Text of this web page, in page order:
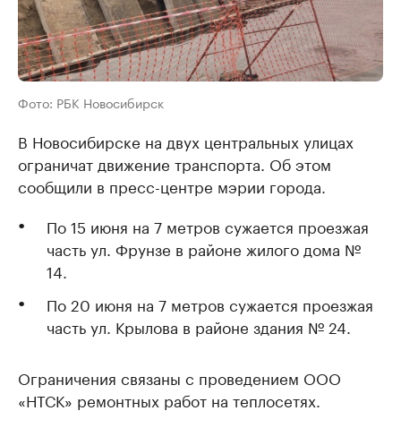
Фото: РБК Новосибирск
В Новосибирске на двух центральных улицах
ограничат движение транспорта. Об этом
сообщили в пресс-центре мэрии города.
По 15 июня на 7 метров сужается проезжая
часть ул. Фрунзе в районе жилого дома №
14.
По 20 июня на 7 метров сужается проезжая
часть ул. Крылова в районе здания № 24.
Ограничения связаны с проведением ООО
«НТСК» ремонтных работ на теплосетях.